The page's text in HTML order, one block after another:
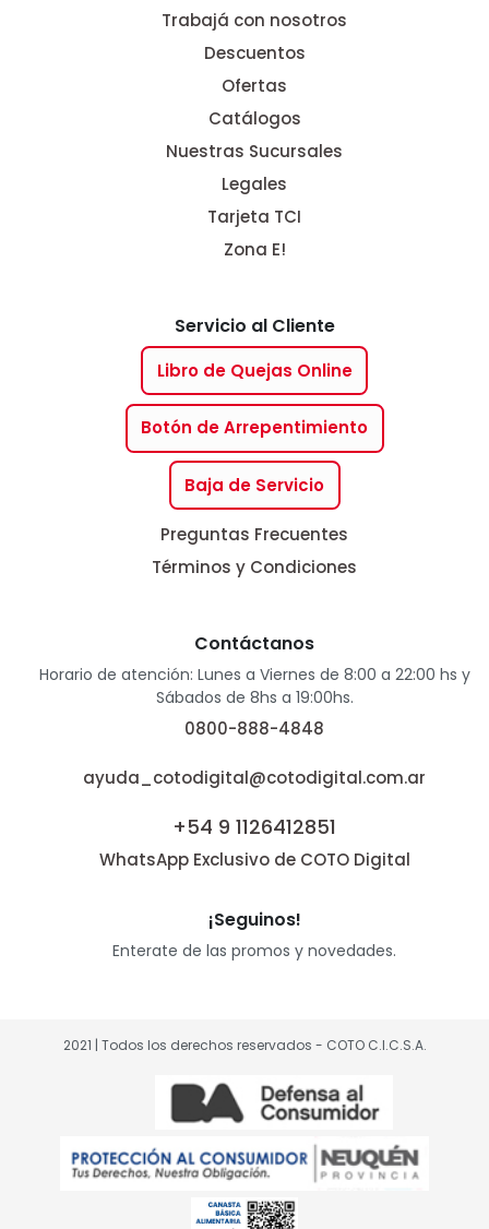
Trabajá con nosotros
Descuentos
Ofertas
Catálogos
Nuestras Sucursales
Legales
Tarjeta TCI
Zona E!
Servicio al Cliente
Libro de Quejas Online
Botón de Arrepentimiento
Baja de Servicio
Preguntas Frecuentes
Términos y Condiciones
Contáctanos
Horario de atención: Lunes a Viernes de 8:00 a 22:00 hs y
Sábados de 8hs a 19:00hs.
0800-888-4848
ayuda_cotodigital@cotodigital.com.ar
+54 9 1126412851
WhatsApp Exclusivo de COTO Digital
¡Seguinos!
Enterate de las promos y novedades.
2021 | Todos los derechos reservados - COTO C.I.C.S.A.